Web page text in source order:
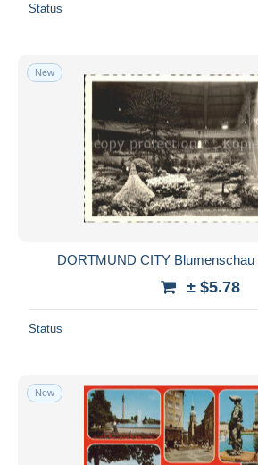
Status
New
DORTMUND CITY Blumenschau
± $5.78
Status
New